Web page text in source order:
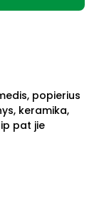
popierius
keramika,
pat jie